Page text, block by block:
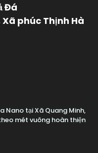
Đá
phúc Thịnh Hà
Nano tại Xã Quang Minh,
mét vuông hoàn thiện